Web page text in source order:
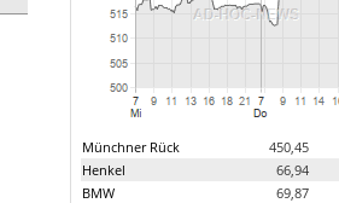
Münchner Rück 450,45
Henkel
66,94
BMW
69,87